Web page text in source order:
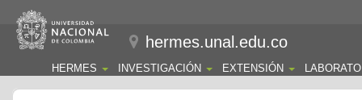
hermes.unal.edu.co
HERMES INVESTIGACIÓN EXTENSIÓN